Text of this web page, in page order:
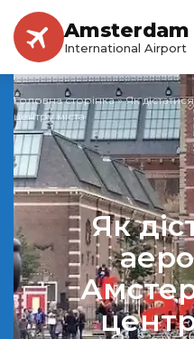
Amsterdam
International Airport
Головна сторінка»Як
центру міста
Як